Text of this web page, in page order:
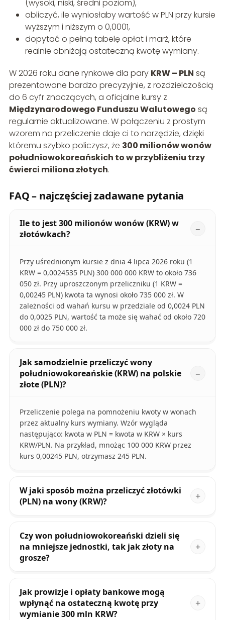
(wysoki, niski, średni poziom),
obliczyć, ile wyniosłaby wartość w PLN przy kursie
wyższym i niższym o 0,0001,
dopytać o pełną tabelę opłat i marż, które
realnie obniżają ostateczną kwotę wymiany.
W 2026 roku dane rynkowe dla pary KRW – PLN są
prezentowane bardzo precyzyjnie, z rozdzielczością
do 6 cyfr znaczących, a oficjalne kursy z
Międzynarodowego Funduszu Walutowego są
regularnie aktualizowane. W połączeniu z prostym
wzorem na przeliczenie daje ci to narzędzie, dzięki
któremu szybko policzysz, że 300 milionów wonów
południowokoreańskich to w przybliżeniu trzy
ćwierci miliona złotych.
FAQ – najczęściej zadawane pytania
Ile to jest 300 milionów wonów (KRW) w
złotówkach?
Przy uśrednionym kursie z dnia 4 lipca 2026 roku (1
KRW = 0,0024535 PLN) 300 000 000 KRW to około 736
050 zł. Przy uproszczonym przeliczniku (1 KRW =
0,00245 PLN) kwota ta wynosi około 735 000 zł. W
zależności od wahań kursu w przedziale od 0,0024 PLN
do 0,0025 PLN, wartość ta może się wahać od około 720
000 zł do 750 000 zł.
Jak samodzielnie przeliczyć wony
południowokoreańskie (KRW) na polskie
złote (PLN)?
Przeliczenie polega na pomnożeniu kwoty w wonach
przez aktualny kurs wymiany. Wzór wygląda
następująco: kwota w PLN = kwota w KRW × kurs
KRW/PLN. Na przykład, mnożąc 100 000 KRW przez
kurs 0,00245 PLN, otrzymasz 245 PLN.
W jaki sposób można przeliczyć złotówki
(PLN) na wony (KRW)?
Czy won południowokoreański dzieli się
na mniejsze jednostki, tak jak złoty na
grosze?
Jak prowizje i opłaty bankowe mogą
wpłynąć na ostateczną kwotę przy
wymianie 300 mln KRW?